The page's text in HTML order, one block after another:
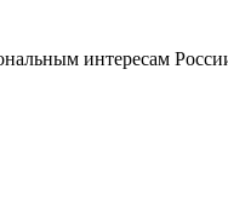
интересам